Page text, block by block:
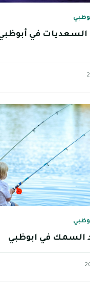
السعديات في
السمك في ابوظبي